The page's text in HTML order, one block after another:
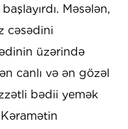
Məsələn,
cəsədini
üzərində
canlı və ən gözəl
bədii yemək